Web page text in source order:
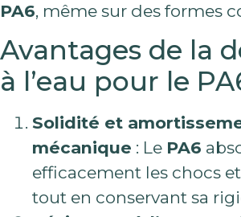
PA6, même sur des formes
Avantages de la
à l’eau pour le
Solidité et
mécanique : Le PA6
efficacement les chocs
tout en conservant sa